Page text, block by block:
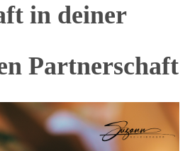
in deiner
Partnerschaft